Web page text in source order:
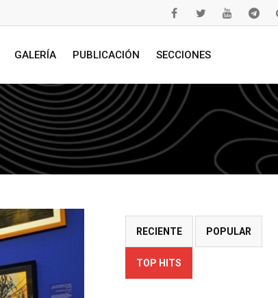
GALERÍA PUBLICACIÓN SECCIONES
RECIENTE POPULAR
TOP HITS